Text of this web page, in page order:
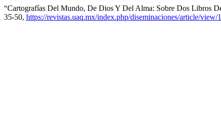
“Cartografías Del Mundo, De Dios Y Del Alma: Sobre Dos Libros
35-50, https://revistas.uaq.mx/index.php/diseminaciones/article/view/